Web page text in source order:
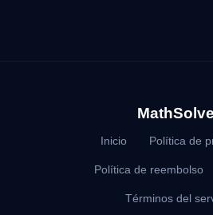
Inicio Política de
Política de reembolso
Términos del